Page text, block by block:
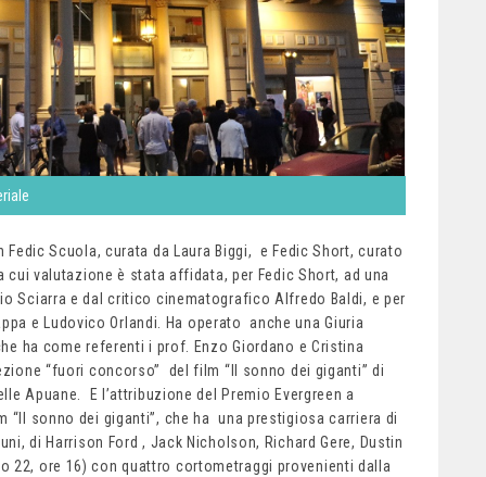
Scuola, curata da Laura Biggi, e Fedic Short, curato
valutazione è stata affidata, per Fedic Short, ad una
Sciarra e dal critico cinematografico Alfredo Baldi, e per
e Ludovico Orlandi. Ha operato anche una Giuria
ha come referenti i prof. Enzo Giordano e Cristina
“fuori concorso” del film “Il sonno dei giganti” di
Apuane. E l’attribuzione del Premio Evergreen a
“Il sonno dei giganti”, che ha una prestigiosa carriera di
di Harrison Ford , Jack Nicholson, Richard Gere, Dustin
22, ore 16) con quattro cortometraggi provenienti dalla